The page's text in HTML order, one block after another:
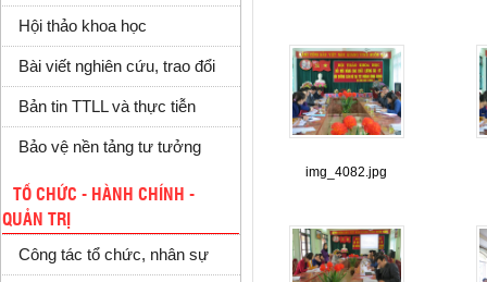
Hội thảo khoa học
Bài viết nghiên cứu, trao đổi
Bản tin TTLL và thực tiễn
Bảo vệ nền tảng tư tưởng
TỔ CHỨC - HÀNH CHÍNH -
QUẢN TRỊ
Công tác tổ chức, nhân sự
img_4082.jpg